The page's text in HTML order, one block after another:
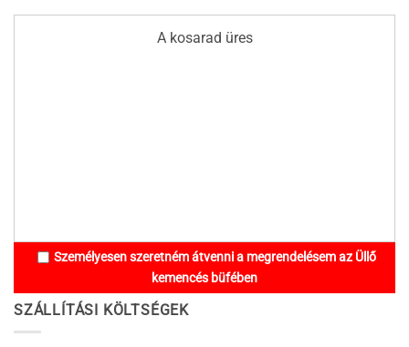
A kosarad üres
Személyesen szeretném átvenni a megrendelésem az Üllő
kemencés büfében
SZÁLLÍTÁSI KÖLTSÉGEK